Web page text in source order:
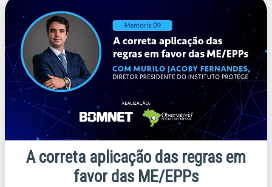
A correta aplicação das regras em
favor das ME/EPPs